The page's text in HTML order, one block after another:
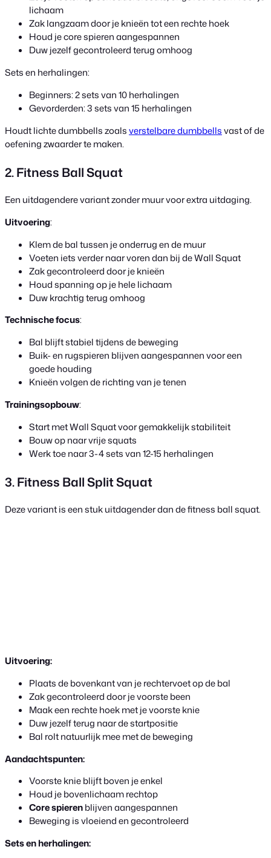
lichaam
Zak langzaam door je knieën tot een rechte hoek
Houd je core spieren aangespannen
Duw jezelf gecontroleerd terug omhoog
Sets en herhalingen:
Beginners: 2 sets van 10 herhalingen
Gevorderden: 3 sets van 15 herhalingen
Houdt lichte dumbbells zoalsverstelbare dumbbellsvast of de
oefening zwaarder te maken.
2. Fitness Ball Squat
Een uitdagendere variant zonder muur voor extra uitdaging.
Uitvoering:
Klem de bal tussen je onderrug en de muur
Voeten iets verder naar voren dan bij de Wall Squat
Zak gecontroleerd door je knieën
Houd spanning op je hele lichaam
Duw krachtig terug omhoog
Technische focus:
Bal blijft stabiel tijdens de beweging
Buik- en rugspieren blijven aangespannen voor een
goede houding
Knieën volgen de richting van je tenen
Trainingsopbouw:
Start met Wall Squat voor gemakkelijk stabiliteit
Bouw op naar vrije squats
Werk toe naar 3-4 sets van 12-15 herhalingen
3. Fitness Ball Split Squat
Deze variant is een stuk uitdagender dan de fitness ball squat.
Uitvoering:
Plaats de bovenkant van je rechtervoet op de bal
Zak gecontroleerd door je voorste been
Maak een rechte hoek met je voorste knie
Duw jezelf terug naar de startpositie
Bal rolt natuurlijk mee met de beweging
Aandachtspunten:
Voorste knie blijft boven je enkel
Houd je bovenlichaam rechtop
Core spierenblijven aangespannen
Beweging is vloeiend en gecontroleerd
Sets en herhalingen: